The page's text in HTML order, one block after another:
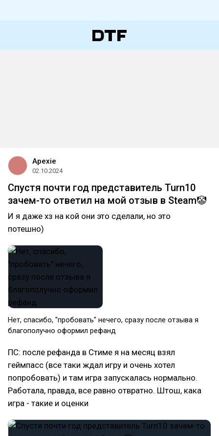
Apexie
02.10.2024
Спустя почти год представитель Turn10
зачем-то ответил на мой отзыв в Steam🤡
И я даже хз на кой они это сделали, но это
потешно)
Нет, спасибо, "пробовать" нечего, сразу после отзыва я
благополучно оформил рефанд
ПС: после рефанда в Стиме я на месяц взял
геймпасс (все таки ждал игру и очень хотел
попробовать) и там игра запускалась нормально.
Работала, правда, все равно отвратно. Штош, кака
игра - такие и оценки